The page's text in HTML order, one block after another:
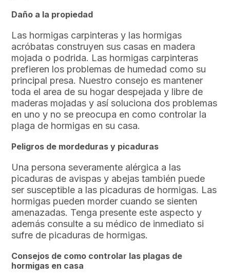
Daño a la propiedad
Las hormigas carpinteras y las hormigas
acróbatas construyen sus casas en madera
mojada o podrida. Las hormigas carpinteras
prefieren los problemas de humedad como su
principal presa. Nuestro consejo es mantener
toda el area de su hogar despejada y libre de
maderas mojadas y así soluciona dos problemas
en uno y no se preocupa en como controlar la
plaga de hormigas en su casa.
Peligros de mordeduras y picaduras
Una persona severamente alérgica a las
picaduras de avispas y abejas también puede
ser susceptible a las picaduras de hormigas. Las
hormigas pueden morder cuando se sienten
amenazadas. Tenga presente este aspecto y
además consulte a su médico de inmediato si
sufre de picaduras de hormigas.
Consejos de como controlar las plagas de
hormigas en casa